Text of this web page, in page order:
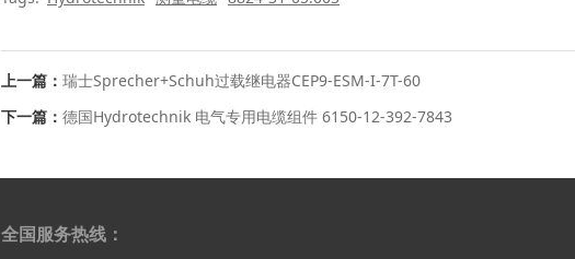
上一篇： 瑞士Sprecher+Schuh过载继电器CEP9-ESM-I-7T-60
下一篇： 德国Hydrotechnik 电气专用电缆组件 6150-12-392-7843
全国服务热线：